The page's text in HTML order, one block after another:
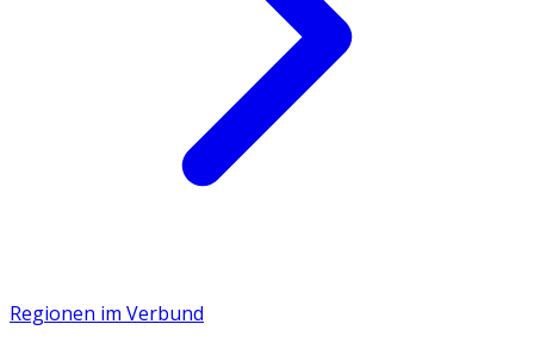
Regionen im Verbund